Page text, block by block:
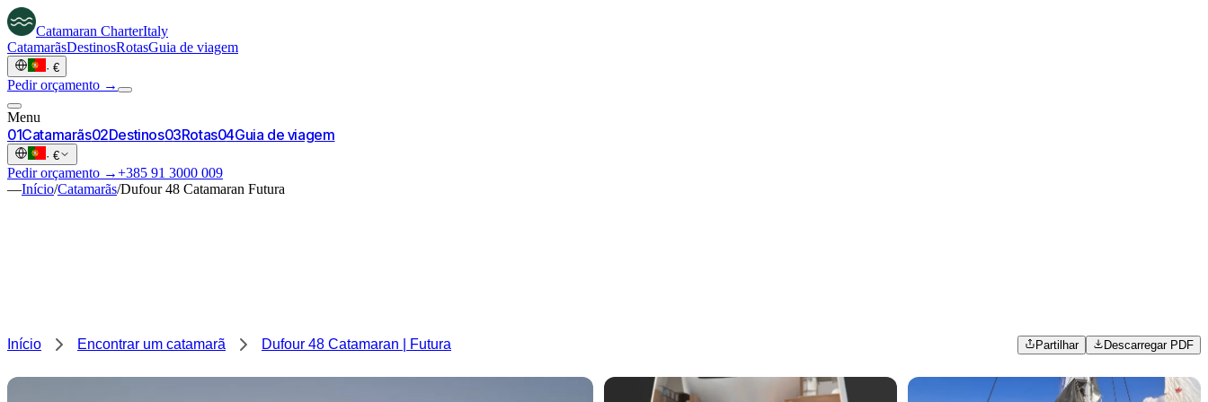
Catamaran CharterItaly
CatamarãsDestinosRotasGuia de viagem
· €
Pedir orçamento →
Menu
01Catamarãs02Destinos03Rotas04Guia de viagem
· €
Pedir orçamento →+385 91 3000 009
—Início/Catamarãs/Dufour 48 Catamaran Futura
Início Encontrar um catamarã Dufour 48 Catamaran | Futura Partilhar Descarregar PDF